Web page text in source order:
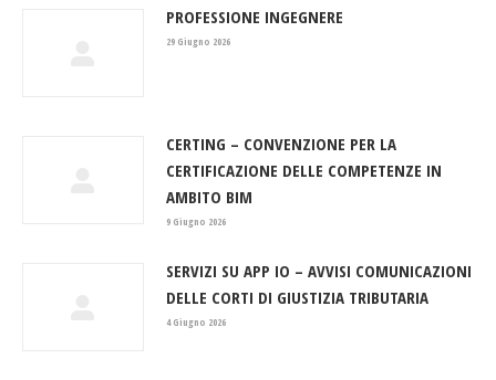
PROFESSIONE INGEGNERE
29 Giugno 2026
CERTING – CONVENZIONE PER LA
CERTIFICAZIONE DELLE COMPETENZE IN
AMBITO BIM
9 Giugno 2026
SERVIZI SU APP IO – AVVISI COMUNICAZIONI
DELLE CORTI DI GIUSTIZIA TRIBUTARIA
4 Giugno 2026